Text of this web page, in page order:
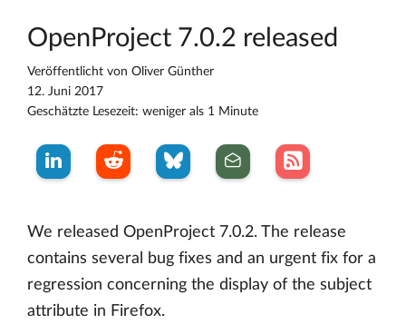
OpenProject 7.0.2 released
Veröffentlicht von Oliver Günther
12. Juni 2017
Geschätzte Lesezeit: weniger als 1 Minute
We released OpenProject 7.0.2. The release
contains several bug fixes and an urgent fix for a
regression concerning the display of the subject
attribute in Firefox.